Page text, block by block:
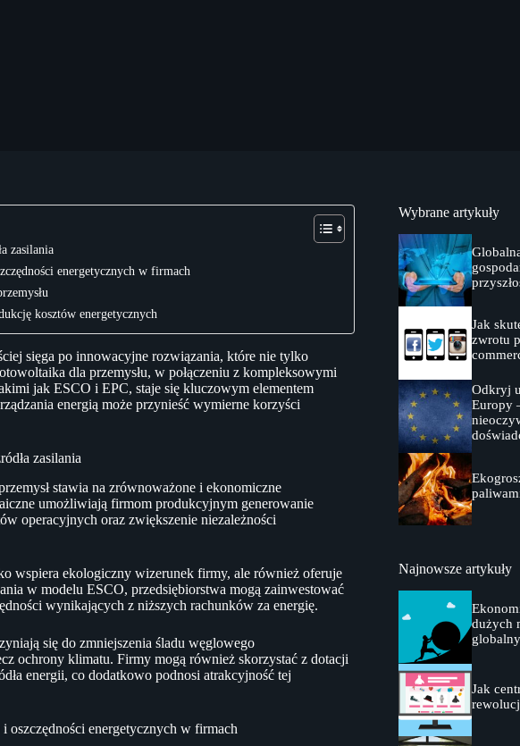
zasilania
energetycznych w firmach
kosztów energetycznych
sięga po innowacyjne rozwiązania, które nie tylko
dla przemysłu, w połączeniu z kompleksowymi
jak ESCO i EPC, staje się kluczowym elementem
energią może przynieść wymierne korzyści
zasilania
stawia na zrównoważone i ekonomiczne
umożliwiają firmom produkcyjnym generowanie
operacyjnych oraz zwiększenie niezależności
wspiera ekologiczny wizerunek firmy, ale również oferuje
w modelu ESCO, przedsiębiorstwa mogą zainwestować
wynikających z niższych rachunków za energię.
się do zmniejszenia śladu węglowego
ochrony klimatu. Firmy mogą również skorzystać z dotacji
energii, co dodatkowo podnosi atrakcyjność tej
energetycznych w firmach
Wybrane artykuły
Jak
zwrotu
Odkryj
Europy
Najnowsze artykuły
dużych
Jak